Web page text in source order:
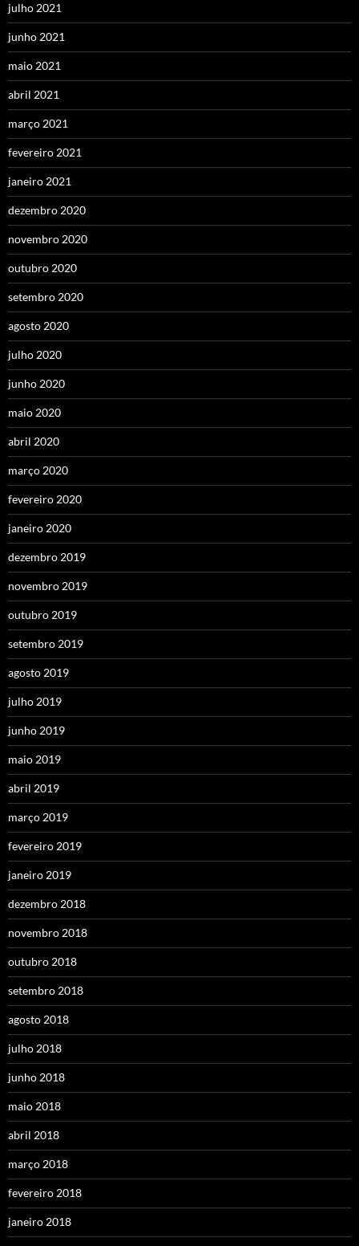
julho 2021
junho 2021
maio 2021
abril 2021
março 2021
fevereiro 2021
janeiro 2021
dezembro 2020
novembro 2020
outubro 2020
setembro 2020
agosto 2020
julho 2020
junho 2020
maio 2020
abril 2020
março 2020
fevereiro 2020
janeiro 2020
dezembro 2019
novembro 2019
outubro 2019
setembro 2019
agosto 2019
julho 2019
junho 2019
maio 2019
abril 2019
março 2019
fevereiro 2019
janeiro 2019
dezembro 2018
novembro 2018
outubro 2018
setembro 2018
agosto 2018
julho 2018
junho 2018
maio 2018
abril 2018
março 2018
fevereiro 2018
janeiro 2018